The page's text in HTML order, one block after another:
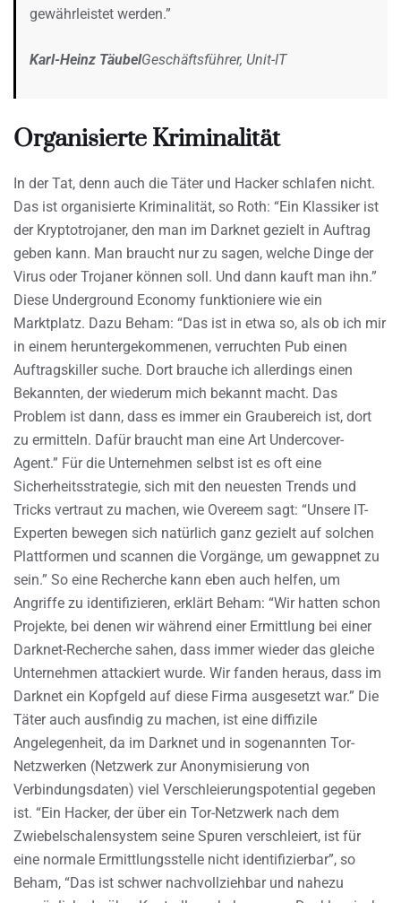
gewährleistet werden.”
Karl-Heinz TäubelGeschäftsführer, Unit-IT
Organisierte Kriminalität
In der Tat, denn auch die Täter und Hacker schlafen nicht.
Das ist organisierte Kriminalität, so Roth: “Ein Klassiker ist
der Kryptotrojaner, den man im Darknet gezielt in Auftrag
geben kann. Man braucht nur zu sagen, welche Dinge der
Virus oder Trojaner können soll. Und dann kauft man ihn.”
Diese Underground Economy funktioniere wie ein
Marktplatz. Dazu Beham: “Das ist in etwa so, als ob ich mir
in einem heruntergekommenen, verruchten Pub einen
Auftragskiller suche. Dort brauche ich allerdings einen
Bekannten, der wiederum mich bekannt macht. Das
Problem ist dann, dass es immer ein Graubereich ist, dort
zu ermitteln. Dafür braucht man eine Art Undercover-
Agent.” Für die Unternehmen selbst ist es oft eine
Sicherheitsstrategie, sich mit den neuesten Trends und
Tricks vertraut zu machen, wie Overeem sagt: “Unsere IT-
Experten bewegen sich natürlich ganz gezielt auf solchen
Plattformen und scannen die Vorgänge, um gewappnet zu
sein.” So eine Recherche kann eben auch helfen, um
Angriffe zu identifizieren, erklärt Beham: “Wir hatten schon
Projekte, bei denen wir während einer Ermittlung bei einer
Darknet-Recherche sahen, dass immer wieder das gleiche
Unternehmen attackiert wurde. Wir fanden heraus, dass im
Darknet ein Kopfgeld auf diese Firma ausgesetzt war.” Die
Täter auch ausfindig zu machen, ist eine diffizile
Angelegenheit, da im Darknet und in sogenannten Tor-
Netzwerken (Netzwerk zur Anonymisierung von
Verbindungsdaten) viel Verschleierungspotential gegeben
ist. “Ein Hacker, der über ein Tor-Netzwerk nach dem
Zwiebelschalensystem seine Spuren verschleiert, ist für
eine normale Ermittlungsstelle nicht identifizierbar”, so
Beham, “Das ist schwer nachvollziehbar und nahezu